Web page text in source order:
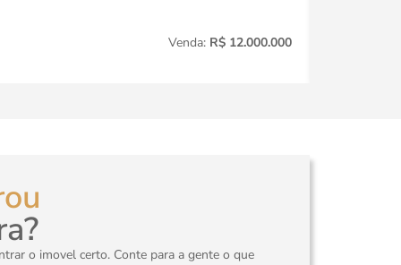
Venda: R$ 12.000.000
o imovel certo. Conte para a gente o que